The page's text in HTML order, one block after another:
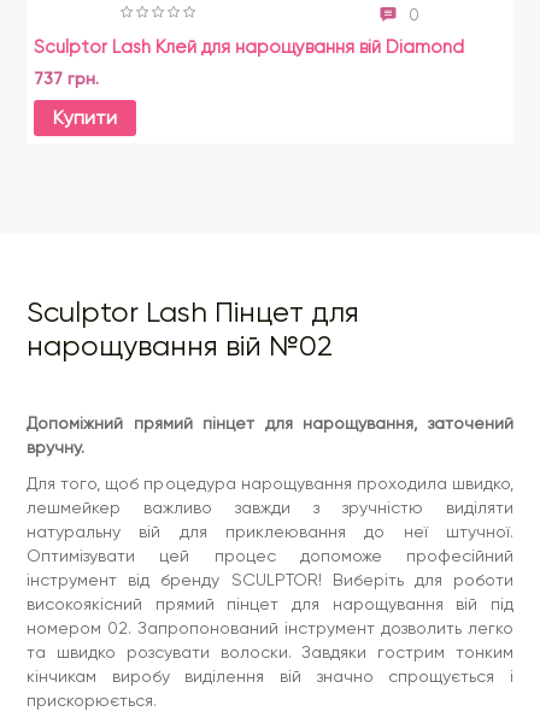
0
Sculptor Lash Клей для нарощування вій Diamond
737 грн.
Купити
Sculptor Lash Пінцет для
нарощування вій №02
Допоміжний прямий пінцет для нарощування, заточений
вручну.
Для того, щоб процедура нарощування проходила швидко,
лешмейкер важливо завжди з зручністю виділяти
натуральну вій для приклеювання до неї штучної.
Оптимізувати цей процес допоможе професійний
інструмент від бренду SCULPTOR! Виберіть для роботи
високоякісний прямий пінцет для нарощування вій під
номером 02. Запропонований інструмент дозволить легко
та швидко розсувати волоски. Завдяки гострим тонким
кінчикам виробу виділення вій значно спрощується і
прискорюється.